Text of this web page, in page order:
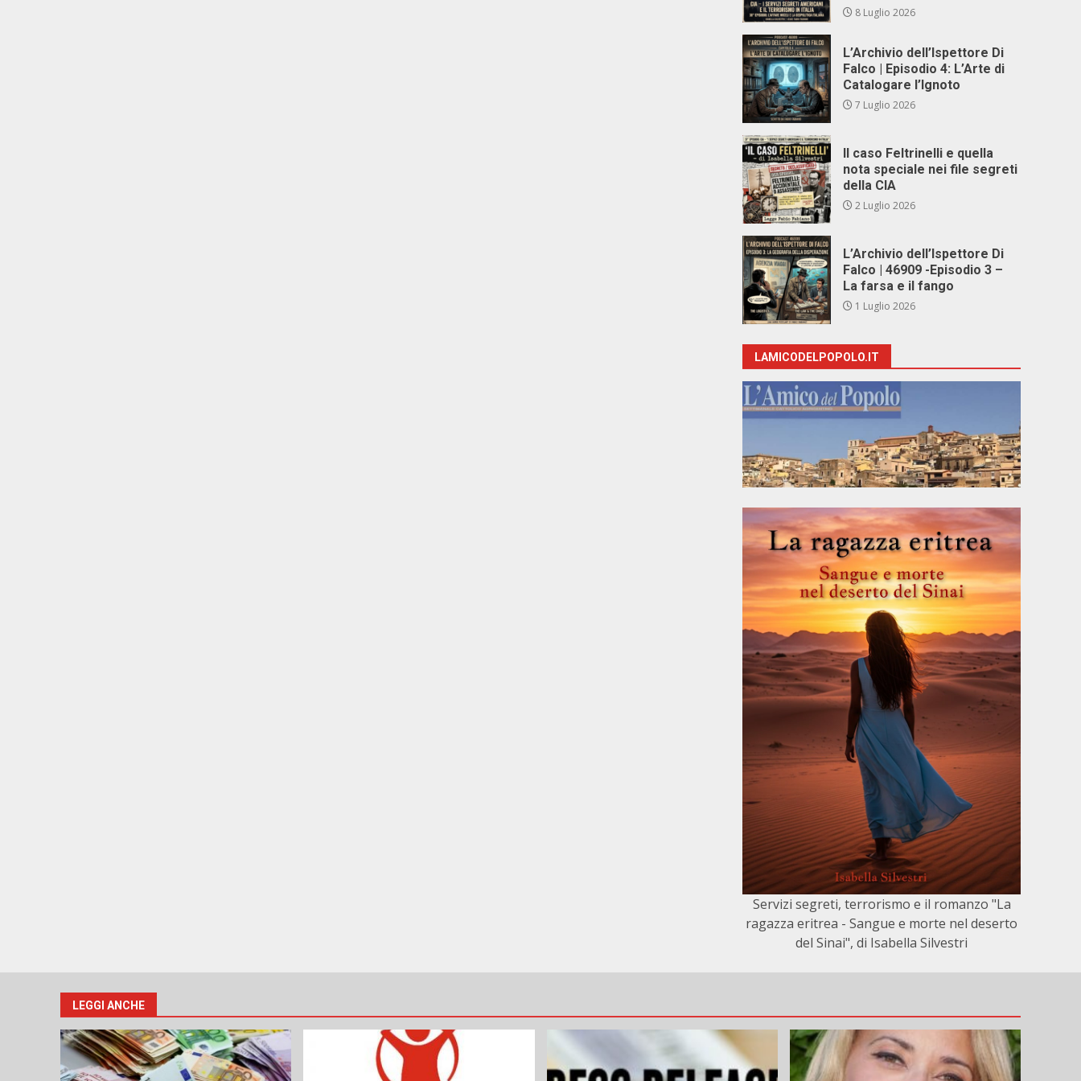
8 Luglio 2026
L’Archivio dell’Ispettore Di
Falco | Episodio 4: L’Arte di
Catalogare l’Ignoto
7 Luglio 2026
Il caso Feltrinelli e quella
nota speciale nei file segreti
della CIA
2 Luglio 2026
L’Archivio dell’Ispettore Di
Falco | 46909 -Episodio 3 –
La farsa e il fango
1 Luglio 2026
LAMICODELPOPOLO.IT
Servizi segreti, terrorismo e il romanzo "La
ragazza eritrea - Sangue e morte nel deserto
del Sinai", di Isabella Silvestri
LEGGI ANCHE